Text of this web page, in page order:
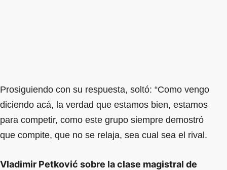
Prosiguiendo con su respuesta, soltó: “Como vengo
diciendo acá, la verdad que estamos bien, estamos
para competir, como este grupo siempre demostró
que compite, que no se relaja, sea cual sea el rival.
Vladimir Petković sobre la clase magistral de